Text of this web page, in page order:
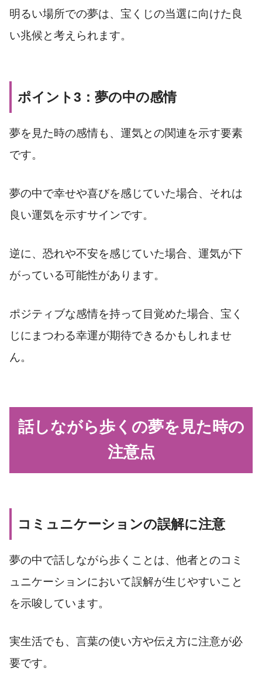
明るい場所での夢は、宝くじの当選に向けた良
い兆候と考えられます。
ポイント3：夢の中の感情
夢を見た時の感情も、運気との関連を示す要素
です。
夢の中で幸せや喜びを感じていた場合、それは
良い運気を示すサインです。
逆に、恐れや不安を感じていた場合、運気が下
がっている可能性があります。
ポジティブな感情を持って目覚めた場合、宝く
じにまつわる幸運が期待できるかもしれませ
ん。
話しながら歩くの夢を見た時の
注意点
コミュニケーションの誤解に注意
夢の中で話しながら歩くことは、他者とのコミ
ュニケーションにおいて誤解が生じやすいこと
を示唆しています。
実生活でも、言葉の使い方や伝え方に注意が必
要です。